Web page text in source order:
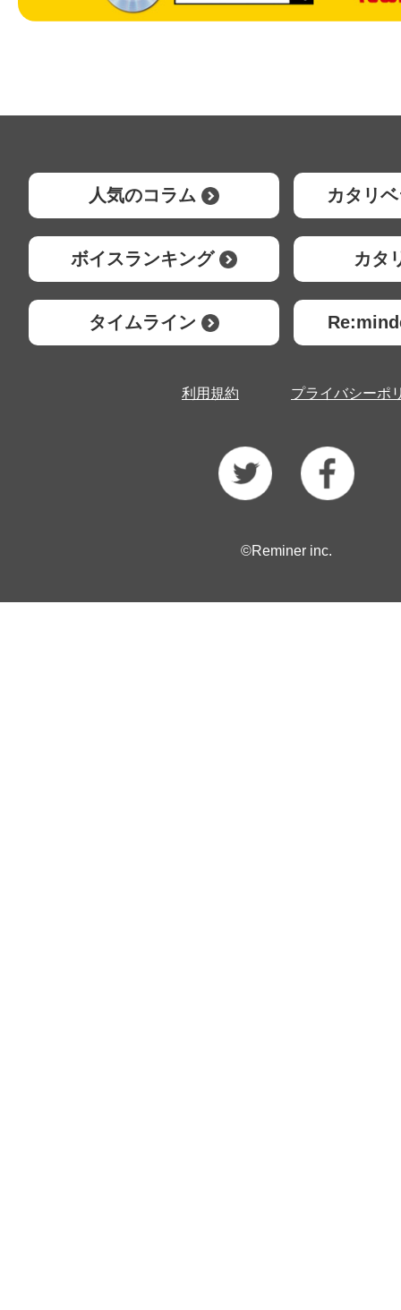
人気のコラム カタリ
ボイスランキング カタ
タイムライン
利用規約 プライバシーポ
©Reminer inc.